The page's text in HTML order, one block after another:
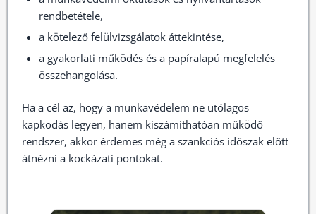
rendbetétele,
a kötelező felülvizsgálatok áttekintése,
a gyakorlati működés és a papíralapú megfelelés
összehangolása.
Ha a cél az, hogy a munkavédelem ne utólagos
kapkodás legyen, hanem kiszámíthatóan működő
rendszer, akkor érdemes még a szankciós időszak előtt
átnézni a kockázati pontokat.